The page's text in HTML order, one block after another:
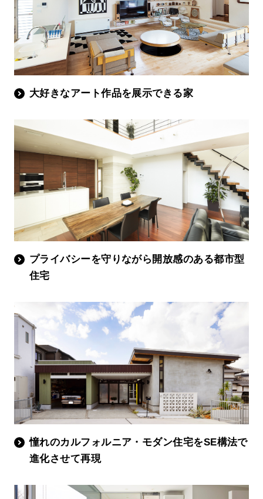
大好きなアート作品を展示できる家
プライバシーを守りながら開放感のある都市型
住宅
憧れのカルフォルニア・モダン住宅をSE構法で
進化させて再現